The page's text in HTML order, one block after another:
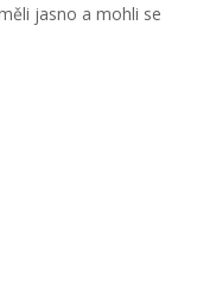
jasno a mohli se